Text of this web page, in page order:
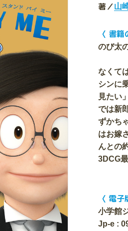
著／山
〈 書籍
のび太
なくて
シンに
見たい
では新
ずかち
はお嫁
んとの
3DCG
〈 電子
小学館
Jp-e :